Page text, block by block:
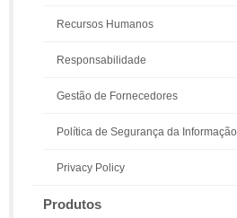
Recursos Humanos
Responsabilidade
Gestão de Fornecedores
Política de Segurança da Informação
Privacy Policy
Produtos